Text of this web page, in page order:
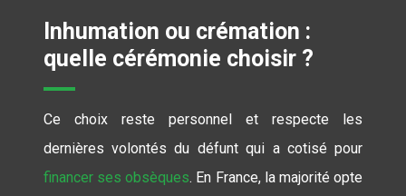
Inhumation ou crémation :
quelle cérémonie choisir ?
Ce choix reste personnel et respecte les
dernières volontés du défunt qui a cotisé pour
financer ses obsèques. En France, la majorité opte